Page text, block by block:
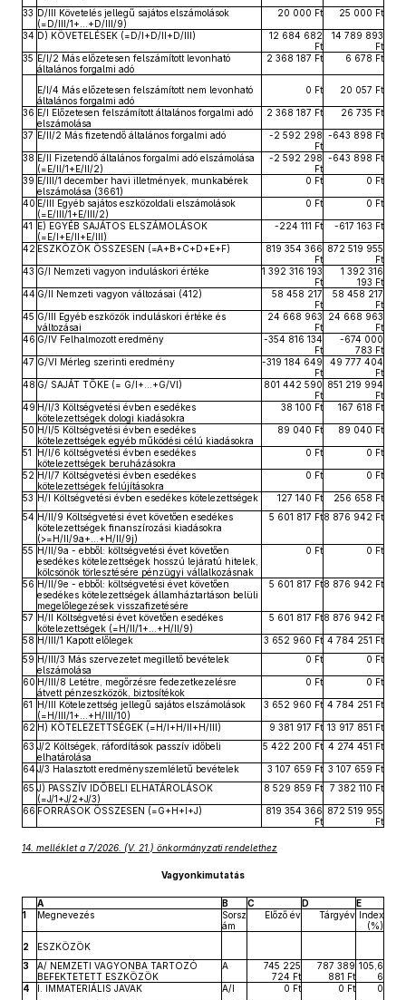
33 D/III Követelés jellegű sajátos elszámolások
(=D/III/1+…+D/III/9)
20 000 Ft 25 000 Ft
34 D) KÖVETELÉSEK (=D/I+D/II+D/III)
12 684 682
Ft
14 789 893
Ft
35 E/I/2 Más előzetesen felszámított levonható
általános forgalmi adó
2 368 187 Ft 6 678 Ft
E/I/4 Más előzetesen felszámított nem levonható
általános forgalmi adó
0 Ft 20 057 Ft
36 E/I Előzetesen felszámított általános forgalmi adó
elszámolása
2 368 187 Ft 26 735 Ft
37 E/II/2 Más fizetendő általános forgalmi adó
-2 592 298
Ft
-643 898 Ft
38 E/II Fizetendő általános forgalmi adó elszámolása
(=E/II/1+E/II/2)
-2 592 298
Ft
-643 898 Ft
39 E/III/1 december havi illetmények, munkabérek
elszámolása (3661)
0 Ft 0 Ft
40 E/III Egyéb sajátos eszközoldali elszámolások
(=E/III/1+E/III/2)
0 Ft 0 Ft
41 E) EGYÉB SAJÁTOS ELSZÁMOLÁSOK
(=E/I+E/II+E/III)
-224 111 Ft -617 163 Ft
42 ESZKÖZÖK ÖSSZESEN (=A+B+C+D+E+F)
819 354 366
Ft
872 519 955
Ft
43 G/I Nemzeti vagyon induláskori értéke
1 392 316 193
Ft
1 392 316
193 Ft
44 G/II Nemzeti vagyon változásai (412)
58 458 217
Ft
58 458 217
Ft
45 G/III Egyéb eszközök induláskori értéke és
változásai
24 668 963
Ft
24 668 963
Ft
46 G/IV Felhalmozott eredmény
-354 816 134
Ft
-674 000
783 Ft
47 G/VI Mérleg szerinti eredmény
-319 184 649
Ft
49 777 404
Ft
48 G/ SAJÁT TŐKE (= G/I+…+G/VI)
801 442 590
Ft
851 219 994
Ft
49 H/I/3 Költségvetési évben esedékes
kötelezettségek dologi kiadásokra
38 100 Ft 167 618 Ft
50 H/I/5 Költségvetési évben esedékes
kötelezettségek egyéb működési célú kiadásokra
89 040 Ft 89 040 Ft
51
H/I/6 költségvetési évben esedékes
kötelezettségek beruházásokra
0 Ft 0 Ft
52 H/I/7 Költségvetési évben esedékes
kötelezettségek felújításokra
0 Ft 0 Ft
53 H/I Költségvetési évben esedékes kötelezettségek 127 140 Ft
256 658 Ft
54 H/II/9 Költségvetési évet követően esedékes
kötelezettségek finanszírozási kiadásokra
(>=H/II/9a+…+H/II/9j)
5 601 817 Ft8 876 942 Ft
55 H/II/9a - ebből: költségvetési évet követően
esedékes kötelezettségek hosszú lejáratú hitelek,
kölcsönök törlesztésére pénzügyi vállalkozásnak
0 Ft 0 Ft
56 H/II/9e - ebből: költségvetési évet követően
esedékes kötelezettségek államháztartáson belüli
megelőlegezések visszafizetésére
5 601 817 Ft8 876 942 Ft
57 H/II Költségvetési évet követően esedékes
kötelezettségek (=H/II/1+…+H/II/9)
5 601 817 Ft8 876 942 Ft
58 H/III/1 Kapott előlegek 3 652 960 Ft 4 784 251 Ft
59 H/III/3 Más szervezetet megillető bevételek
elszámolása
0 Ft 0 Ft
60 H/III/8 Letétre, megőrzésre fedezetkezelésre
átvett pénzeszközök, biztosítékok
0 Ft 0 Ft
61 H/III Kötelezettség jellegű sajátos elszámolások
(=H/III/1+…+H/III/10)
3 652 960 Ft 4 784 251 Ft
62 H) KÖTELEZETTSÉGEK (=H/I+H/II+H/III) 9 381 917 Ft 13 917 851 Ft
63 J/2 Költségek, ráfordítások passzív időbeli
elhatárolása
5 422 200 Ft 4 274 451 Ft
64 J/3 Halasztott eredményszemléletű bevételek 3 107 659 Ft 3 107 659 Ft
65 J) PASSZÍV IDŐBELI ELHATÁROLÁSOK
(=J/1+J/2+J/3)
8 529 859 Ft 7 382 110 Ft
66 FORRÁSOK ÖSSZESEN (=G+H+I+J)
819 354 366
Ft
872 519 955
Ft
14. melléklet a 7/2026. (V. 21.) önkormányzati rendelethez
Vagyonkimutatás
A B C D
E
1
Megnevezés
Sorsz
ám
Előző év Tárgyév Index
(%)
2
ESZKÖZÖK
3
A/ NEMZETI VAGYONBA TARTOZÓ
BEFEKTETETT ESZKÖZÖK
A
745 225
724 Ft
787 389
881 Ft
105,6
6
4
I. IMMATERIÁLIS JAVAK A/I 0 Ft 0 Ft
0